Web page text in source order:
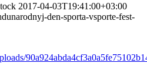
2017-04-03T19:41:00+03:00
den-sporta-vsporte-fest-